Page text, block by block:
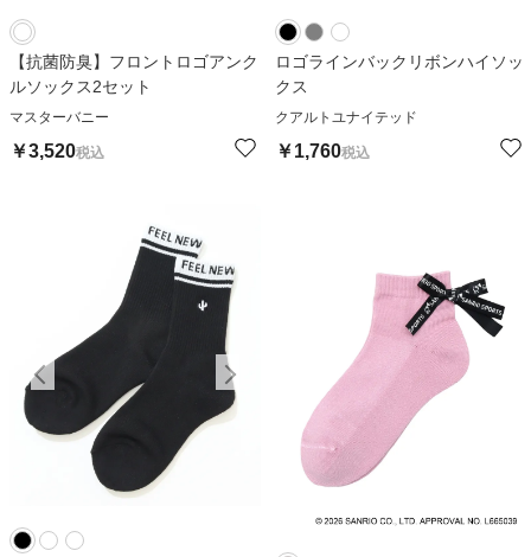
【抗菌防臭】フロントロゴアンク
ルソックス2セット
マスターバニー
￥3,520税込
ロゴラインバックリボンハイソッ
クス
クアルトユナイテッド
￥1,760税込